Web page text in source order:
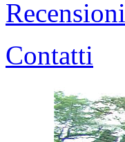
Recensioni
Contatti